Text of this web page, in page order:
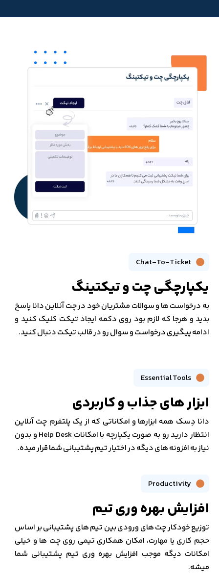
Chat-To-Ticket
یکپارچگی چت و تیکتینگ
به درخواست ها و سوالات مشتریان خود در چت آنلاین دانا پاسخ
بدید و هرجا که لازم بود روی دکمه ایجاد تیکت کلیک کنید و
ادامه پیگیری درخواست و سوال رو در قالب تیکت دنبال کنید.
Essential Tools
ابزار های جذاب و کاربردی
دانا دِسک همه ابزارها و امکاناتی که از یک پلتفرم چت آنلاین
انتظار دارید رو به صورت یکپارچه با امکانات Help Desk و بدون
نیاز به افزونه های دیگه در اختیار تیم پشتیبانی شما قرار میده.
Productivity
افزایش بهره وری تیم
توزیع خودکار چت های ورودی بین تیم های پشتیبانی بر اساس
حجم کاری یا مهارت، امکان همکاری تیمی روی چت ها و خیلی
امکانات دیگه موجب افزایش بهره وری تیم پشتیبانی شما
میشه.